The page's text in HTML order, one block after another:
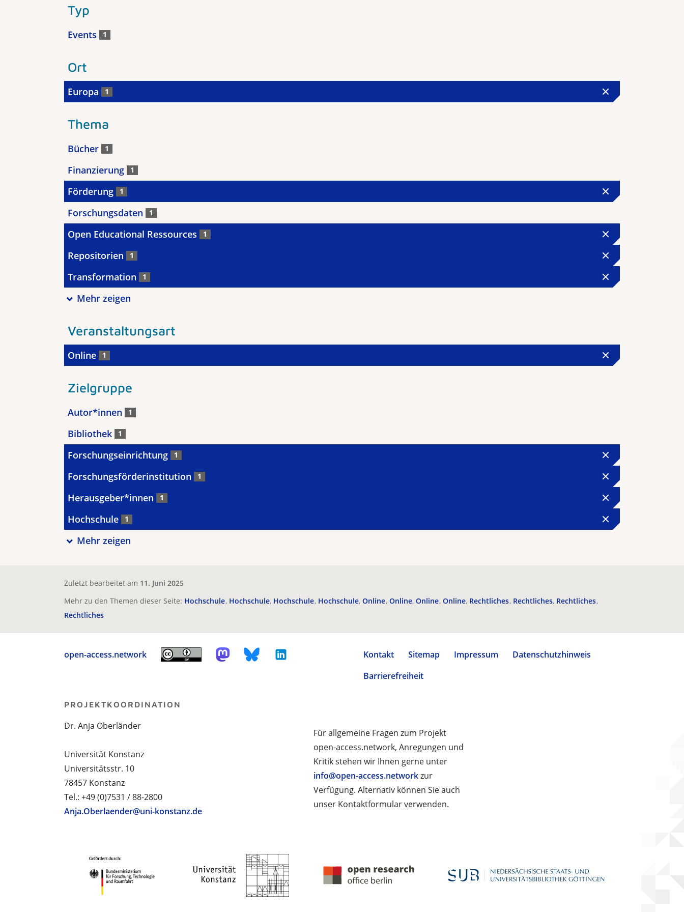
Typ
Events 1
Ort
Europa 1
Thema
Bücher 1
Finanzierung 1
Förderung 1
Forschungsdaten 1
Open Educational Ressources 1
Repositorien 1
Transformation 1
Mehr zeigen
Veranstaltungsart
Online 1
Zielgruppe
Autor*innen 1
Bibliothek 1
Forschungseinrichtung 1
Forschungsförderinstitution 1
Herausgeber*innen 1
Hochschule 1
Mehr zeigen
Zuletzt bearbeitet am 11. Juni 2025
Mehr zu den Themen dieser Seite: Hochschule Hochschule Hochschule Hochschule Online Online Online Online Rechtliches Rechtliches Rechtliches
Rechtliches
open-access.network Kontakt Sitemap Impressum
Datenschutzhinweis
Barrierefreiheit
Für allgemeine Fragen zum Projekt
open-access.network, Anregungen und
Kritik stehen wir Ihnen gerne unter
info@open-access.networkzur
Verfügung. Alternativ können Sie auch
unser Kontaktformular verwenden.
PROJEKTKOORDINATION
Dr. Anja Oberländer
Universität Konstanz
Universitätsstr. 10
78457 Konstanz
Tel.: +49 (0)7531 / 88-2800
Anja.Oberlaender@uni-konstanz.de